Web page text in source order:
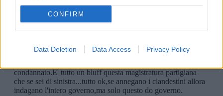
CONFIRM
Data Deletion Data Access Privacy Policy